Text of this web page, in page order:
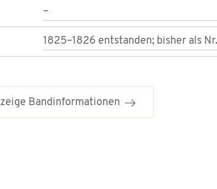
–
1825–1826 entstanden; bisher als
zeige Bandinformationen